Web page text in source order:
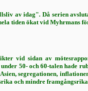
av idag". Då serien
tiden ökat vid Myhrmans
vid sidan av
50- och 60-talen hade
segregationen,
och mindre